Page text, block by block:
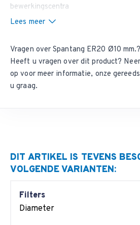
bewerkingscentra
Lees meer
Vragen over Spantang ER20 Ø10 mm.?
Heeft u vragen over dit product?
op voor meer informatie, onze
u graag.
DIT ARTIKEL IS TEVENS
VOLGENDE VARIANTEN:
Filters
Diameter